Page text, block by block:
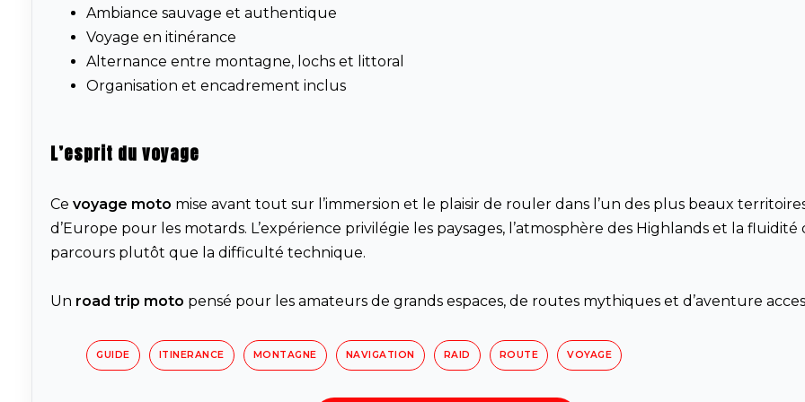
Ambiance sauvage et authentique
Voyage en itinérance
Alternance entre montagne, lochs et littoral
Organisation et encadrement inclus
L’esprit du voyage
Ce voyage moto mise avant tout sur l’immersion et le plaisir de rouler dans l’un des plus beaux
d’Europe pour les motards. L’expérience privilégie les paysages, l’atmosphère des Highlands et la fluidité
parcours plutôt que la difficulté technique.
Un road trip moto pensé pour les amateurs de grands espaces, de routes mythiques et d’aventure
GUIDE ITINERANCE MONTAGNE NAVIGATION RAID ROUTE VOYAGE